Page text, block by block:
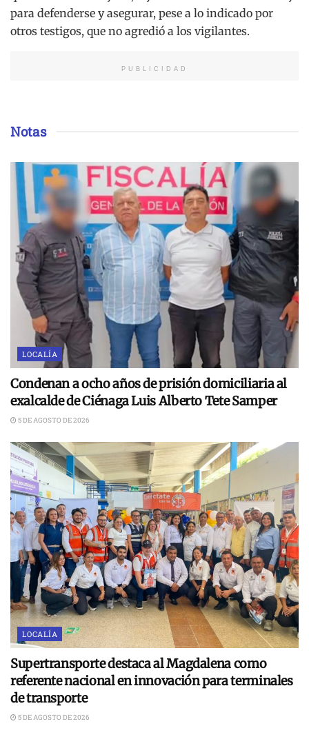
para defenderse y asegurar, pese a lo indicado por
otros testigos, que no agredió a los vigilantes.
PUBLICIDAD
Notas
LOCALÍA
Condenan a ocho años de prisión domiciliaria al
exalcalde de Ciénaga Luis Alberto Tete Samper
5 DE AGOSTO DE 2026
LOCALÍA
Supertransporte destaca al Magdalena como
referente nacional en innovación para terminales
de transporte
5 DE AGOSTO DE 2026